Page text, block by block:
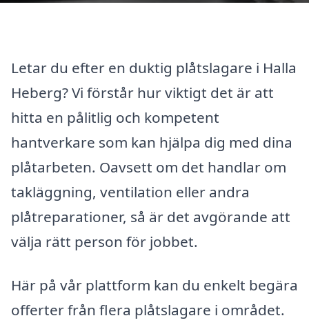
Letar du efter en duktig plåtslagare i Halla
Heberg? Vi förstår hur viktigt det är att
hitta en pålitlig och kompetent
hantverkare som kan hjälpa dig med dina
plåtarbeten. Oavsett om det handlar om
takläggning, ventilation eller andra
plåtreparationer, så är det avgörande att
välja rätt person för jobbet.
Här på vår plattform kan du enkelt begära
offerter från flera plåtslagare i området.